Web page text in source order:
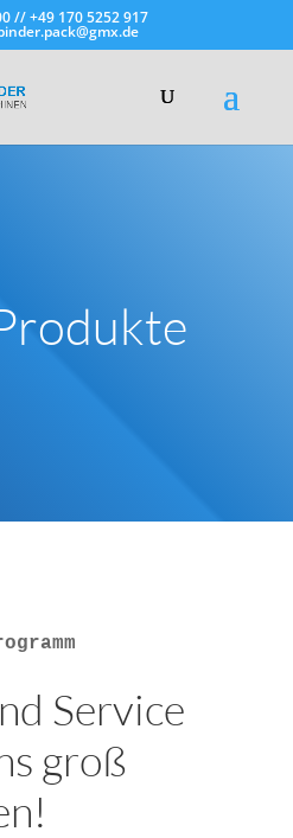
// +49 170 5252 917
Service
groß